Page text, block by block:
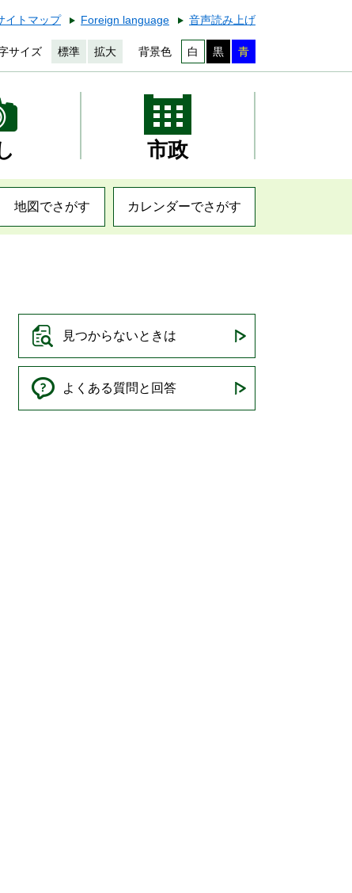
イトマップ Foreign language 音声読み上げ
サイズ 標準 拡大 背景色 白 黒 青
市政
地図でさがす カレンダーでさがす
見つからないときは
よくある質問と回答